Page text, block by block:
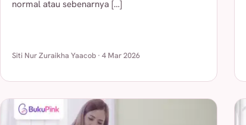
normal atau sebenarnya […]
Siti Nur Zuraikha Yaacob · 4 Mar 2026